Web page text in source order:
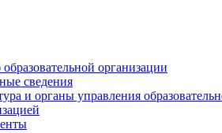
организации
сведения
и органы управления